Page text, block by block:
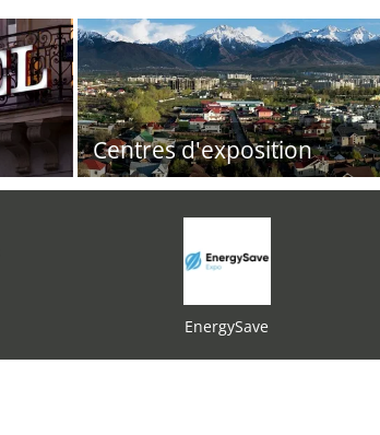
Centres d'exposition
EnergySave